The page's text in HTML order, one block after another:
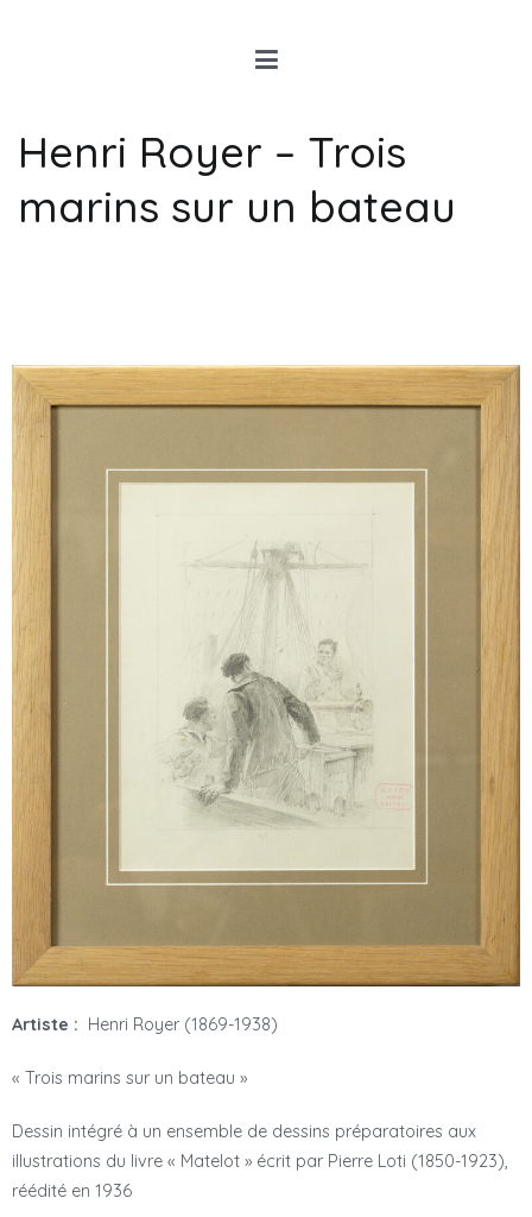
Henri Royer – Trois
marins sur un bateau
Artiste : Henri Royer (1869-1938)
« Trois marins sur un bateau »
Dessin intégré à un ensemble de dessins préparatoires aux
illustrations du livre « Matelot » écrit par Pierre Loti (1850-1923),
réédité en 1936